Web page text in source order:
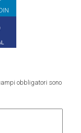
obbligatori sono